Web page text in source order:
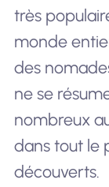
très
monde
des
ne se
nombreux
dans tout le
découverts.